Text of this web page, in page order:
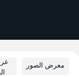
معرض الصور